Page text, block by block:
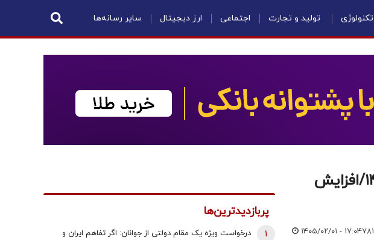
تکنولوژی تولید و تجارت اجتماعی ارز دیجیتال سایر رسانه‌ها
قیمت سکه، نیم‌سکه و ربع‌سکه امروز سه‌شنبه ۱ اردیبهشت ۱۴۰۵/افزایش
۱۴۰۵/۰۲/۰۱ - ۱۷:۰۴
پربازدیدترین‌ها
درخواست ویژه یک مقام دولتی از جوانان: اگر تفاهم ایران و
1